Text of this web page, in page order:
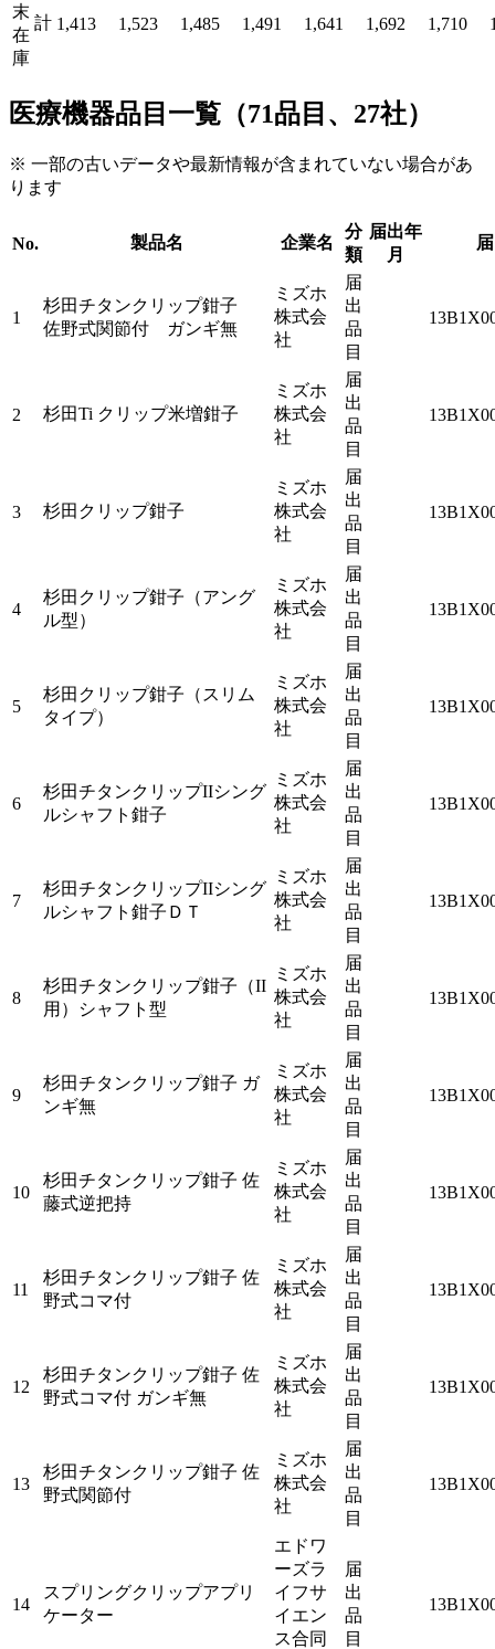
末
在
庫
計 1,413 1,523 1,485 1,491 1,641 1,692 1,710
医療機器品目一覧（71品目、27社）
※ 一部の古いデータや最新情報が含まれていない場合があ
ります
No. 製品名 企業名
分
類
届出年
月
1
杉田チタンクリップ鉗子
佐野式関節付 ガンギ無
ミズホ
株式会
社
届
出
品
目
2 杉田Ti クリップ米増鉗子
ミズホ
株式会
社
届
出
品
目
3 杉田クリップ鉗子
ミズホ
株式会
社
届
出
品
目
4
杉田クリップ鉗子（アング
ル型）
ミズホ
株式会
社
届
出
品
目
5
杉田クリップ鉗子（スリム
タイプ）
ミズホ
株式会
社
届
出
品
目
6
杉田チタンクリップIIシング
ルシャフト鉗子
ミズホ
株式会
社
届
出
品
目
7
杉田チタンクリップIIシング
ルシャフト鉗子ＤＴ
ミズホ
株式会
社
届
出
品
目
8
杉田チタンクリップ鉗子（II
用）シャフト型
ミズホ
株式会
社
届
出
品
目
9
杉田チタンクリップ鉗子 ガ
ンギ無
ミズホ
株式会
社
届
出
品
目
10
杉田チタンクリップ鉗子 佐
藤式逆把持
ミズホ
株式会
社
届
出
品
目
11
杉田チタンクリップ鉗子 佐
野式コマ付
ミズホ
株式会
社
届
出
品
目
12
杉田チタンクリップ鉗子 佐
野式コマ付 ガンギ無
ミズホ
株式会
社
届
出
品
目
13
杉田チタンクリップ鉗子 佐
野式関節付
ミズホ
株式会
社
届
出
品
目
14
スプリングクリップアプリ
ケーター
エドワ
ーズラ
イフサ
イエン
ス合同
届
出
品
目